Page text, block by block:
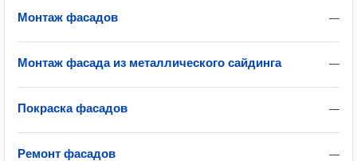
—
Монтаж фасадов
—
Монтаж фасада из металлического сайдинга
—
Покраска фасадов
—
Ремонт фасадов